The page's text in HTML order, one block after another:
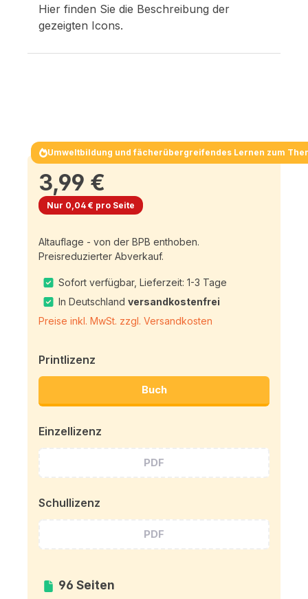
Hier finden Sie die Beschreibung der
gezeigten Icons.
Umweltbildung und fächerübergreifendes Lernen zum
3,99 €
Nur 0,04 € pro Seite
Altauflage - von der BPB enthoben.
Preisreduzierter Abverkauf.
Sofort verfügbar, Lieferzeit: 1-3 Tage
In Deutschlandversandkostenfrei
Preise inkl. MwSt. zzgl. Versandkosten
Printlizenz
Buch
Einzellizenz
PDF
Schullizenz
PDF
96 Seiten